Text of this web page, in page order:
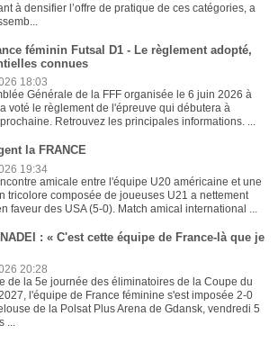
à densifier l’offre de pratique de ces catégories, a
féminin Futsal D1 - Le règlement adopté,
connues
18:03
Générale de la FFF organisée le 6 juin 2026 à
voté le règlement de l'épreuve qui débutera à
Retrouvez les principales informations. ...
la FRANCE
19:34
amicale entre l'équipe U20 américaine et une
tricolore composée de joueuses U21 a nettement
faveur des USA (5-0). Match amical international ...
: « C'est cette équipe de France-là que je
20:28
de la 5e journée des éliminatoires de la Coupe du
l'équipe de France féminine s'est imposée 2-0
de la Polsat Plus Arena de Gdansk, vendredi 5
...